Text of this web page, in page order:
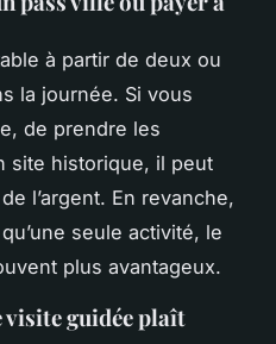
à partir de deux ou
la journée. Si vous
de prendre les
site historique, il peut
l’argent. En revanche,
seule activité, le
plus avantageux.
guidée plaît